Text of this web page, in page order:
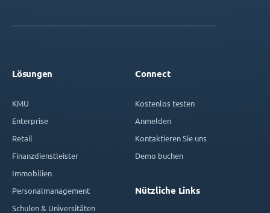
Lösungen
KMU
Enterprise
Retail
Finanzdienstleister
Immobilien
Personalmanagement
Schulen & Universitäten
Connect
Kostenlos testen
Anmelden
Kontaktieren Sie uns
Demo buchen
Nützliche Links